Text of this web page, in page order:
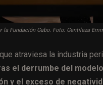
Fundación Gabo. Foto: Gentileza
atraviesa la industria
el derrumbe del
y el exceso de